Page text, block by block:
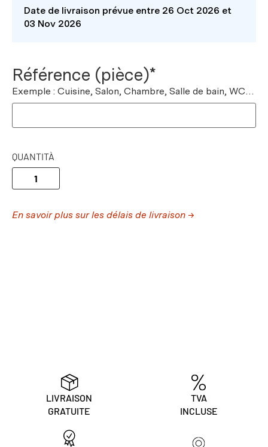
Date de livraison prévue entre 26 Oct 2026 et
03 Nov 2026
Référence (pièce)*
Exemple : Cuisine, Salon, Chambre, Salle de bain, WC…
QUANTITÀ
En savoir plus sur les délais de livraison →
LIVRAISON
GRATUITE
TVA
INCLUSE